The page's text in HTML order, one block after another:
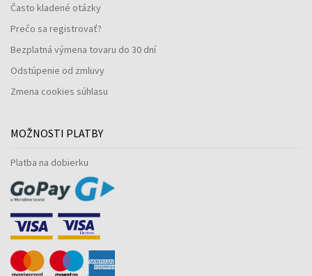
Často kladené otázky
Prečo sa registrovať?
Bezplatná výmena tovaru do 30 dní
Odstúpenie od zmluvy
Zmena cookies súhlasu
MOŽNOSTI PLATBY
Platba na dobierku